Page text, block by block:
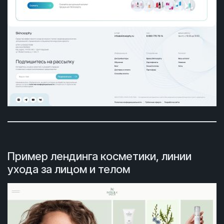
Пример лендинга косметики, линии
ухода за лицом и телом